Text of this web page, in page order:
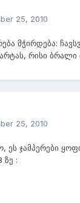
25, 2010
მჭირდება:
რისი ბრალი
25, 2010
ეს ჯამპერები
ზე :